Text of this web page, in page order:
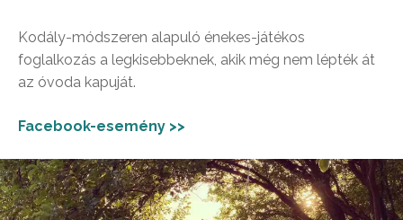
Kodály-módszeren alapuló énekes-játékos
foglalkozás a legkisebbeknek, akik még nem lépték át
az óvoda kapuját.
Facebook-esemény >>